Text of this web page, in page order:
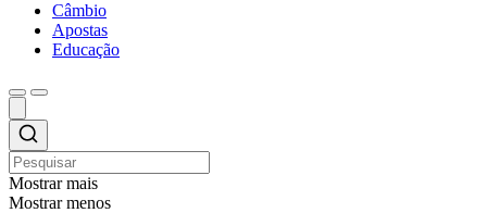
Câmbio
Apostas
Educação
Mostrar mais
Mostrar menos